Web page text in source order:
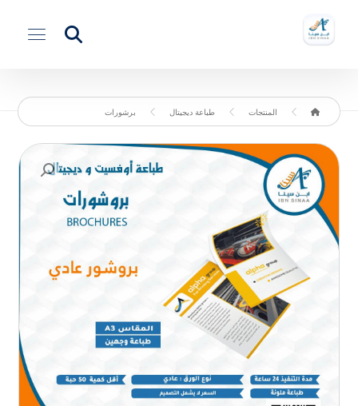
المنتجات طباعة ديجيتال برشورات